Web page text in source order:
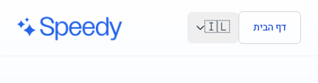
דלג לתוכן הראשי
דף הבית 🇮🇱